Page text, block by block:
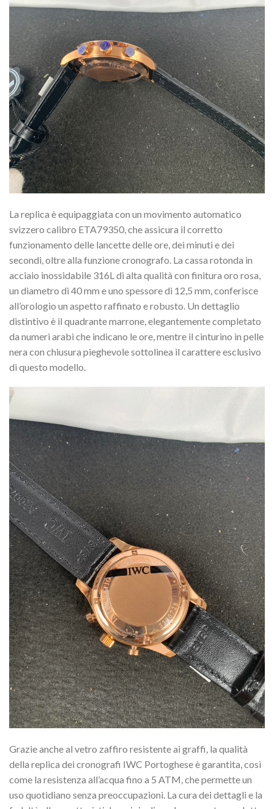
La replica è equipaggiata con un movimento automatico
svizzero calibro ETA79350, che assicura il corretto
funzionamento delle lancette delle ore, dei minuti e dei
secondi, oltre alla funzione cronografo. La cassa rotonda in
acciaio inossidabile 316L di alta qualità con finitura oro rosa,
un diametro di 40 mm e uno spessore di 12,5 mm, conferisce
all’orologio un aspetto raffinato e robusto. Un dettaglio
distintivo è il quadrante marrone, elegantemente completato
da numeri arabi che indicano le ore, mentre il cinturino in pelle
nera con chiusura pieghevole sottolinea il carattere esclusivo
di questo modello.
Grazie anche al vetro zaffiro resistente ai graffi, la qualità
della replica dei cronografi IWC Portoghese è garantita, così
come la resistenza all’acqua fino a 5 ATM, che permette un
uso quotidiano senza preoccupazioni. La cura dei dettagli e la